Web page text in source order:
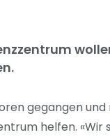
gegangen und
helfen. «Wir